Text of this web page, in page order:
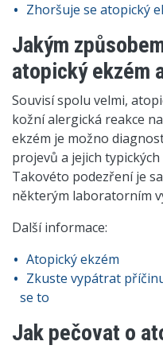
Zhoršuje se atopický
Jakým
atopický ekzém
Souvisí spolu velmi,
kožní alergická reakce
ekzém je možno
projevů a jejich
Takovéto podezření je
některým laboratorním
Další informace:
Atopický ekzém
Zkuste vypátrat
se to
Jak pečovat o